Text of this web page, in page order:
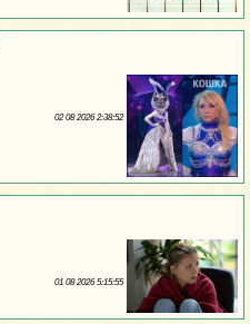
02 08 2026 2:38:52
01 08 2026 5:15:55